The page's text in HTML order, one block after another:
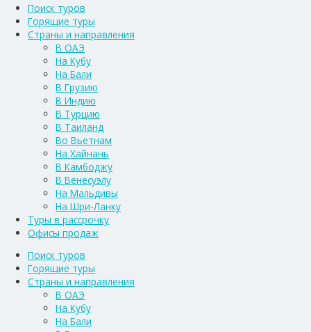
Поиск туров
Горящие туры
Страны и направления
В ОАЭ
На Кубу
На Бали
В Грузию
В Индию
В Турцию
В Таиланд
Во Вьетнам
На Хайнань
В Камбоджу
В Венесуэлу
На Мальдивы
На Шри-Ланку
Туры в рассрочку
Офисы продаж
Поиск туров
Горящие туры
Страны и направления
В ОАЭ
На Кубу
На Бали